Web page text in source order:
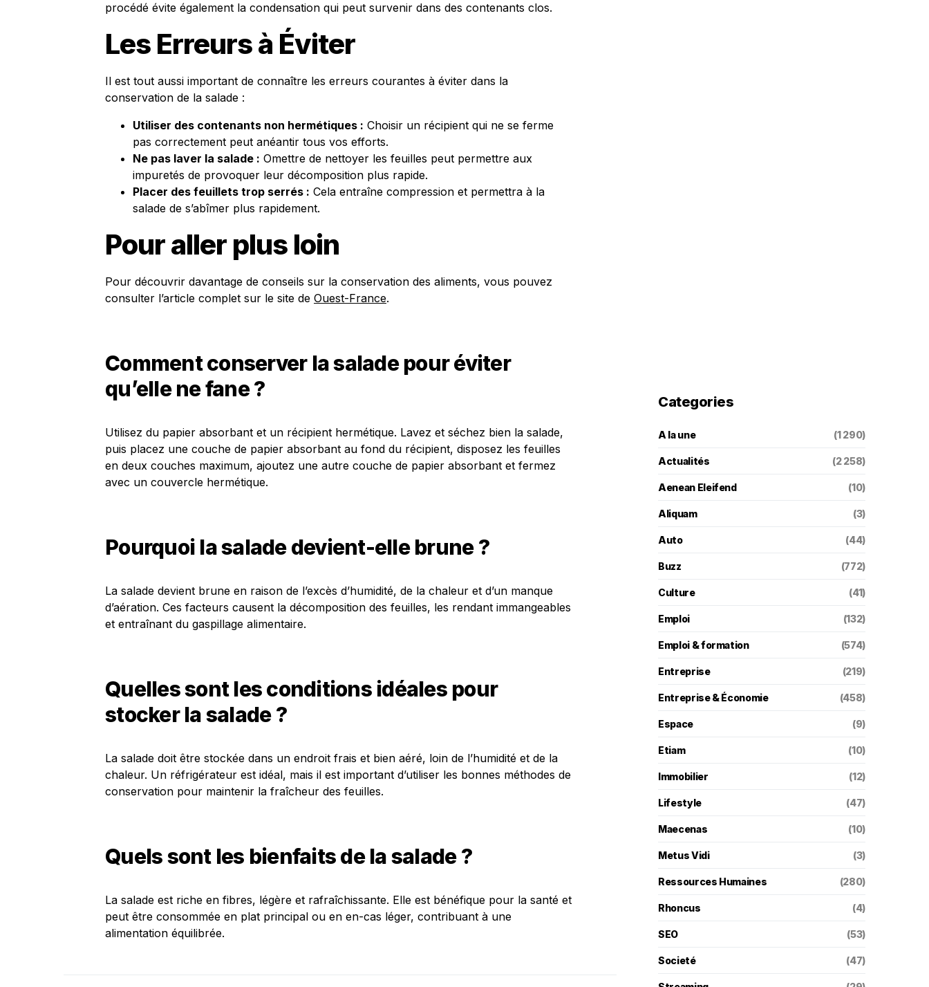
procédé évite également la condensation qui peut survenir dans des contenants clos.
Les Erreurs à Éviter
Il est tout aussi important de connaître les erreurs courantes à éviter dans la
conservation de la salade :
Utiliser des contenants non hermétiques : Choisir un récipient qui ne se ferme
pas correctement peut anéantir tous vos efforts.
Ne pas laver la salade : Omettre de nettoyer les feuilles peut permettre aux
impuretés de provoquer leur décomposition plus rapide.
Placer des feuillets trop serrés : Cela entraîne compression et permettra à la
salade de s’abîmer plus rapidement.
Pour aller plus loin
Pour découvrir davantage de conseils sur la conservation des aliments, vous pouvez
consulter l’article complet sur le site de Ouest-France.
Comment conserver la salade pour éviter
qu’elle ne fane ?
Utilisez du papier absorbant et un récipient hermétique. Lavez et séchez bien la salade,
puis placez une couche de papier absorbant au fond du récipient, disposez les feuilles
en deux couches maximum, ajoutez une autre couche de papier absorbant et fermez
avec un couvercle hermétique.
Pourquoi la salade devient-elle brune ?
La salade devient brune en raison de l’excès d’humidité, de la chaleur et d’un manque
d’aération. Ces facteurs causent la décomposition des feuilles, les rendant immangeables
et entraînant du gaspillage alimentaire.
Quelles sont les conditions idéales pour
stocker la salade ?
La salade doit être stockée dans un endroit frais et bien aéré, loin de l’humidité et de la
chaleur. Un réfrigérateur est idéal, mais il est important d’utiliser les bonnes méthodes de
conservation pour maintenir la fraîcheur des feuilles.
Quels sont les bienfaits de la salade ?
La salade est riche en fibres, légère et rafraîchissante. Elle est bénéfique pour la santé et
peut être consommée en plat principal ou en en-cas léger, contribuant à une
alimentation équilibrée.
Categories
A la une (1 290)
Actualités (2 258)
Aenean Eleifend (10)
Aliquam (3)
Auto (44)
Buzz (772)
Culture (41)
Emploi (132)
Emploi & formation (574)
Entreprise (219)
Entreprise & Économie (458)
Espace (9)
Etiam (10)
Immobilier (12)
Lifestyle (47)
Maecenas (10)
Metus Vidi (3)
Ressources Humaines (280)
Rhoncus (4)
SEO (53)
Societé (47)